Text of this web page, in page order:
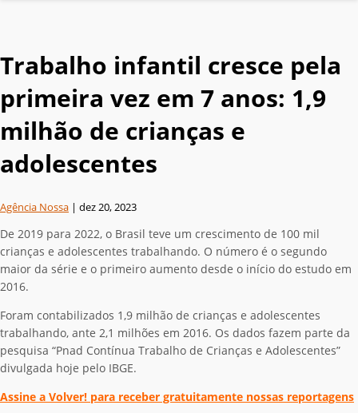
Trabalho infantil cresce pela
primeira vez em 7 anos: 1,9
milhão de crianças e
adolescentes
Agência Nossa | dez 20, 2023
De 2019 para 2022, o Brasil teve um crescimento de 100 mil
crianças e adolescentes trabalhando. O número é o segundo
maior da série e o primeiro aumento desde o início do estudo em
2016.
Foram contabilizados 1,9 milhão de crianças e adolescentes
trabalhando, ante 2,1 milhões em 2016. Os dados fazem parte da
pesquisa “Pnad Contínua Trabalho de Crianças e Adolescentes”
divulgada hoje pelo IBGE.
Assine a Volver! para receber gratuitamente nossas reportagens